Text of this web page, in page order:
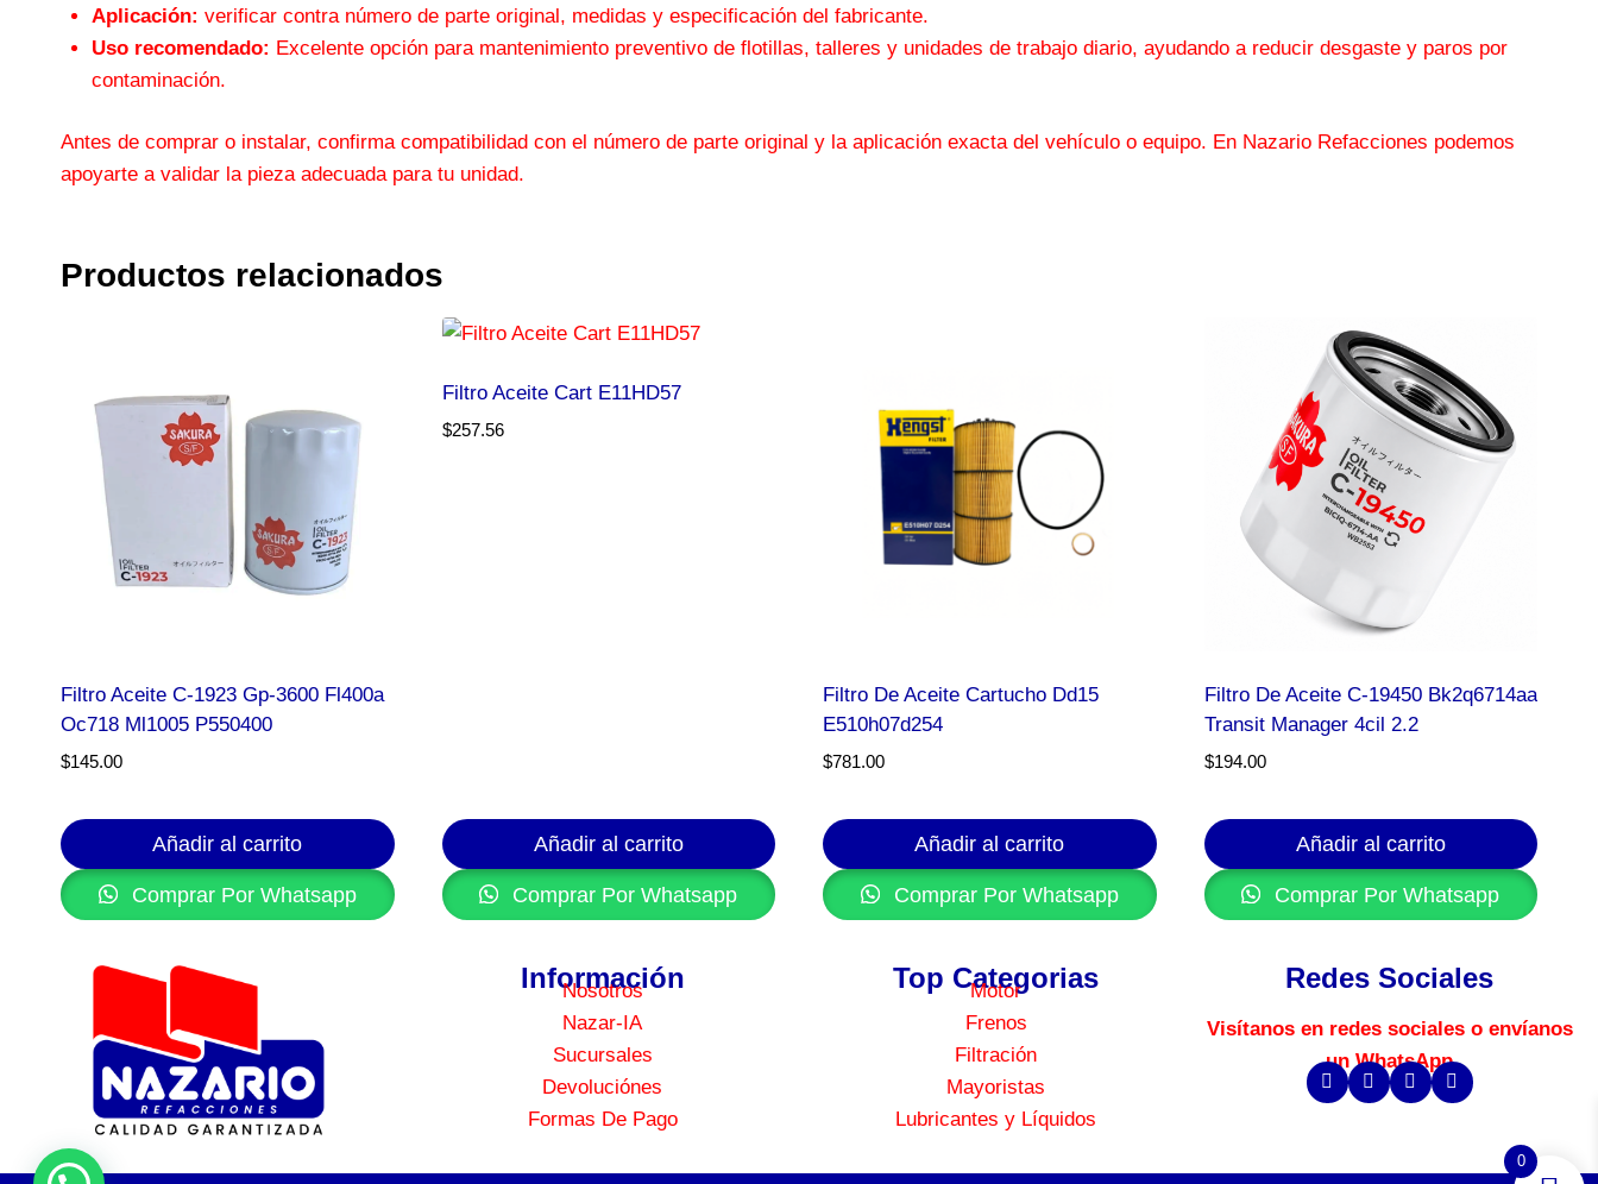
Aplicación: verificar contra número de parte original, medidas y especificación del fabricante.
Uso recomendado: Excelente opción para mantenimiento preventivo de flotillas, talleres y unidades de trabajo diario, ayudando a reducir desgaste y paros por
contaminación.
Antes de comprar o instalar, confirma compatibilidad con el número de parte original y la aplicación exacta del vehículo o equipo. En Nazario Refacciones podemos
apoyarte a validar la pieza adecuada para tu unidad.
Productos relacionados
Filtro Aceite C-1923 Gp-3600 Fl400a
Oc718 Ml1005 P550400
$145.00
Añadir al carrito
Comprar Por Whatsapp
Filtro Aceite Cart E11HD57
$257.56
Añadir al carrito
Comprar Por Whatsapp
Filtro De Aceite Cartucho Dd15
E510h07d254
$781.00
Añadir al carrito
Comprar Por Whatsapp
Filtro De Aceite C-19450 Bk2q6714aa
Transit Manager 4cil 2.2
$194.00
Añadir al carrito
Comprar Por Whatsapp
Información
Nosotros
Nazar-IA
Sucursales
Devoluciónes
Formas De Pago
Top Categorias
Motor
Frenos
Filtración
Mayoristas
Lubricantes y Líquidos
Redes Sociales
Visítanos en redes sociales o envíanos
un WhatsApp
0